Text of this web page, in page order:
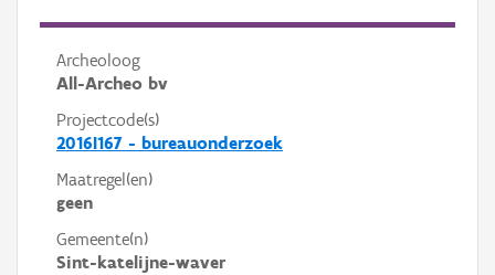
Archeoloog
All-Archeo bv
Projectcode(s)
2016I167 - bureauonderzoek
Maatregel(en)
geen
Gemeente(n)
Sint-katelijne-waver